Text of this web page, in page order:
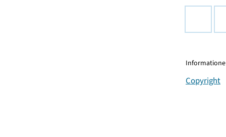
Copyright